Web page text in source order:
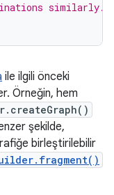
similarly.
ile ilgili önceki
Örneğin, hem
şekilde,
birleştirilebilir